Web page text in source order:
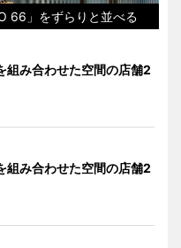
66」をずらりと並べる
組み合わせた空間の店舗2
組み合わせた空間の店舗2